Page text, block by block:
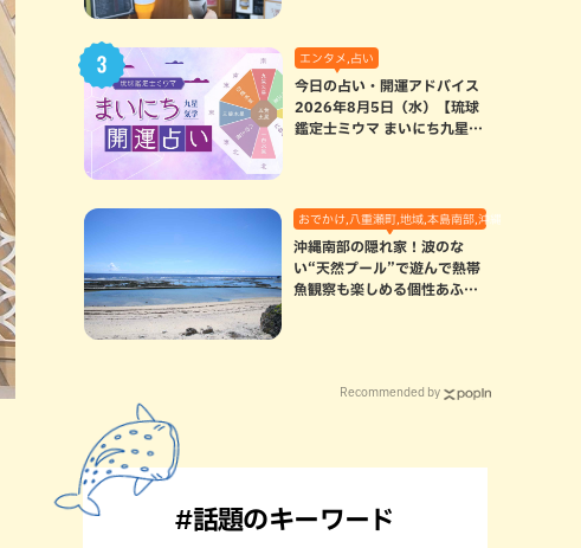
エンタメ,占い
今日の占い・開運アドバイス
2026年8月5日（水）【琉球
鑑定士ミウマ まいにち九星気
おでかけ,八重瀬町,地域,本島南部,沖縄の海,自然
沖縄南部の隠れ家！波のな
い“天然プール”で遊んで熱帯
魚観察も楽しめる個性あふれ
Recommended by
#話題のキーワード